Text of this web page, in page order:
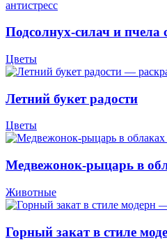
Подсолнух-силач и пчела
Цветы
Летний букет радости
Цветы
Медвежонок-рыцарь в
Животные
Горный закат в стиле